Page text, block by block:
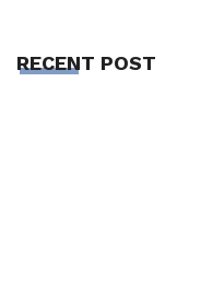
RECENT POST